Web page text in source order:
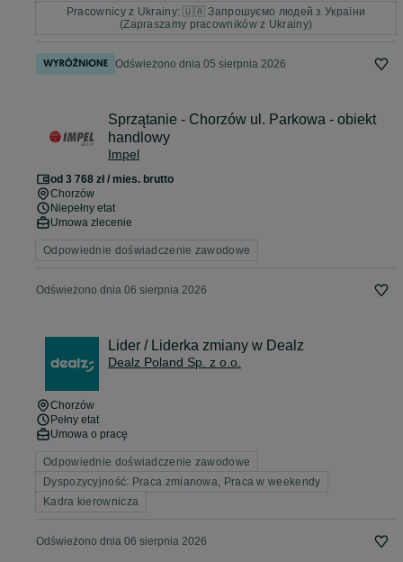
Pracownicy z Ukrainy: 🇺🇦 Запрошуємо людей з України
(Zapraszamy pracowników z Ukrainy)
Odświeżono dnia 05 sierpnia 2026
Sprzątanie - Chorzów ul. Parkowa - obiekt
handlowy
Impel
od 3 768 zł / mies. brutto
Chorzów
Niepełny etat
Umowa zlecenie
Odpowiednie doświadczenie zawodowe
Odświeżono dnia 06 sierpnia 2026
Lider / Liderka zmiany w Dealz
Dealz Poland Sp. z o.o.
Chorzów
Pełny etat
Umowa o pracę
Odpowiednie doświadczenie zawodowe
Dyspozycyjność: Praca zmianowa, Praca w weekendy
Kadra kierownicza
Odświeżono dnia 06 sierpnia 2026